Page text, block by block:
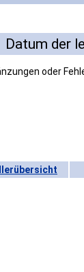
Datum der
oder